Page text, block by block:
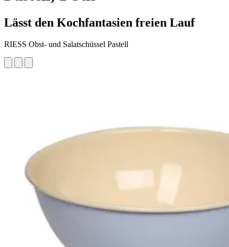
Lässt den Kochfantasien freien Lauf
RIESS Obst- und Salatschüssel Pastell